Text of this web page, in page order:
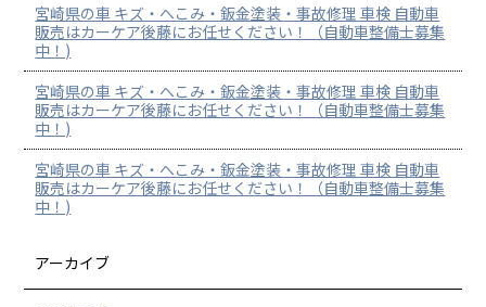
宮崎県の車 キズ・へこみ・鈑金塗装・事故修理 車検 自動車
販売はカーケア後藤にお任せください！（自動車整備士募集
中！)
宮崎県の車 キズ・へこみ・鈑金塗装・事故修理 車検 自動車
販売はカーケア後藤にお任せください！（自動車整備士募集
中！)
宮崎県の車 キズ・へこみ・鈑金塗装・事故修理 車検 自動車
販売はカーケア後藤にお任せください！（自動車整備士募集
中！)
アーカイブ